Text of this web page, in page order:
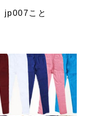
jp007こと